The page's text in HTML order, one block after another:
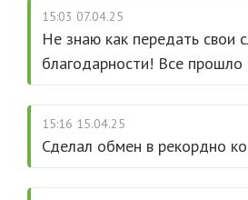
15:03 07.04.25
Не знаю как передать свои
благодарности! Все прошло
15:16 15.04.25
Сделал обмен в рекордно